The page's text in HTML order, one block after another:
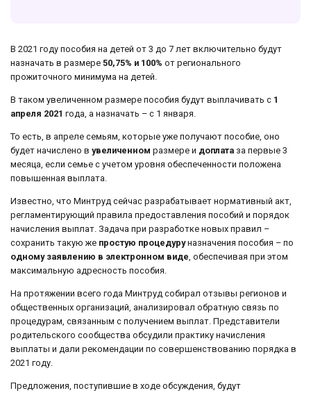
В 2021 году пособия на детей от 3 до 7 лет включительно будут
назначать в размере 50,75% и 100% от регионального
прожиточного минимума на детей.
В таком увеличенном размере пособия будут выплачивать с 1
апреля 2021 года, а назначать – с 1 января.
То есть, в апреле семьям, которые уже получают пособие, оно
будет начислено в увеличенном размере и доплата за первые 3
месяца, если семье с учетом уровня обеспеченности положена
повышенная выплата.
Известно, что Минтруд сейчас разрабатывает нормативный акт,
регламентирующий правила предоставления пособий и порядок
начисления выплат. Задача при разработке новых правил –
сохранить такую же простую процедуруназначения пособия – по
одному заявлению в электронном виде , обеспечивая при этом
максимальную адресность пособия.
На протяжении всего года Минтруд собирал отзывы регионов и
общественных организаций, анализировал обратную связь по
процедурам, связанным с получением выплат. Представители
родительского сообщества обсудили практику начисления
выплаты и дали рекомендации по совершенствованию порядка в
2021 году.
Предложения, поступившие в ходе обсуждения, будут